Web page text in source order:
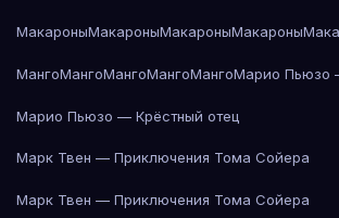
МакароныМакароныМакароныМакароны
МангоМангоМангоМангоМангоМарио Пьюзо
Марио Пьюзо — Крёстный отец
Марк Твен — Приключения Тома Сойера
Марк Твен — Приключения Тома Сойера